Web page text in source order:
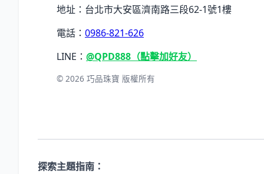
地址：台北市大安區濟南路三段62-1號1樓
電話： 0986-821-626
LINE： @QPD888（點擊加好友）
© 2026 巧品珠寶 版權所有
探索主題指南：